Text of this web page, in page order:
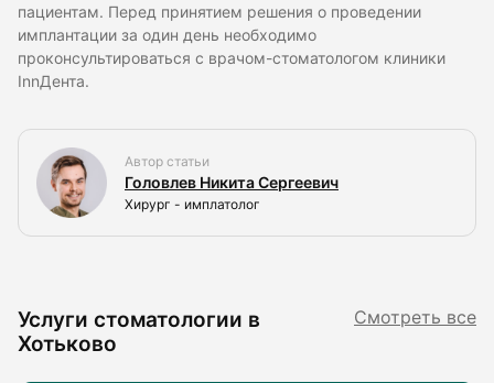
пациентам. Перед принятием решения о проведении
имплантации за один день необходимо
проконсультироваться с врачом-стоматологом клиники
InnДента.
Автор статьи
Головлев Никита Сергеевич
Хирург - имплатолог
Услуги стоматологии в
Хотьково
Смотреть все